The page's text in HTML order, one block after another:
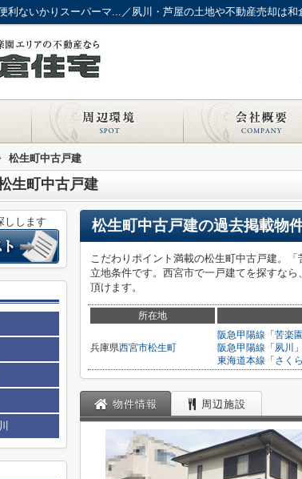
利ないかりスーパーマ...／夙川・芦屋の土地や不動産売却は和
松生町中古戸建
生町中古戸建
松生町中古戸建の過去掲載物
こだわりポイント満載の松生町中古戸建。
立地条件です。西宮市で一戸建てを探すな
頂けます。
所在地
兵庫県西宮市松生町
阪急甲陽線 「 苦楽
阪急甲陽線 「 夙川
東海道本線 「 さく
物件情報 周辺施設
しします